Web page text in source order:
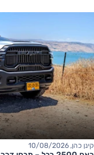
קינן כהן, 10/08/2026